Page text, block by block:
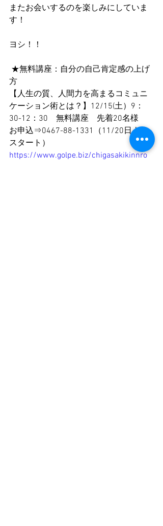
またお会いするのを楽しみにしていま
す！
ヨシ！！
方
【人生の質、人間力を高まるコミュニ
ケーション術とは？】12/15(土）9：
30-12：30　無料講座　先着20名様
お申込⇒0467-88-1331（11/20日より
スタート）
https://www.golpe.biz/chigasakikinnro